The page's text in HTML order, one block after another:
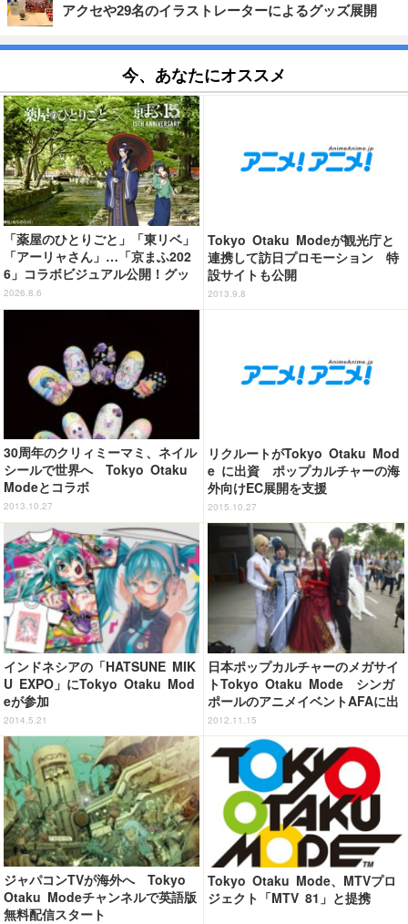
アクセや29名のイラストレーターによるグッズ展開
今、あなたにオススメ
「薬屋のひとりごと」「東リベ」
「アーリャさん」…「京まふ202
6」コラボビジュアル公開！グッ
ズなどの最新情報も
2026.8.6
Tokyo Otaku Modeが観光庁と
連携して訪日プロモーション 特
設サイトも公開
2013.9.8
30周年のクリィミーマミ、ネイル
シールで世界へ Tokyo Otaku
Modeとコラボ
2013.10.27
リクルートがTokyo Otaku Mod
e に出資 ポップカルチャーの海
外向けEC展開を支援
2015.10.27
インドネシアの「HATSUNE MIK
U EXPO」にTokyo Otaku Mod
eが参加
2014.5.21
日本ポップカルチャーのメガサイ
トTokyo Otaku Mode シンガ
ポールのアニメイベントAFAに出
展
2012.11.15
ジャパコンTVが海外へ Tokyo
Otaku Modeチャンネルで英語版
無料配信スタート
Tokyo Otaku Mode、MTVプロ
ジェクト「MTV 81」と提携